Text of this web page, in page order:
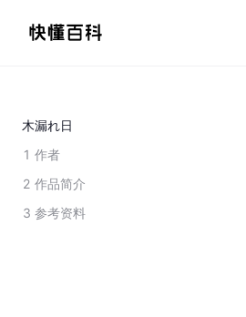
木漏れ日
1 作者
2 作品简介
3 参考资料